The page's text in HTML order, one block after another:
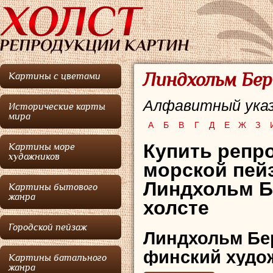
Картины с цветами
Исторические карты
мира
Картины море
художников
Картины бытового
жанра
Городской пейзаж
Картины батального
жанра
Линдхольм
Алфавитный
А Б В Г Д Е Ж З
Купить
морской
Линдхольм
холсте
Линдхольм
финский